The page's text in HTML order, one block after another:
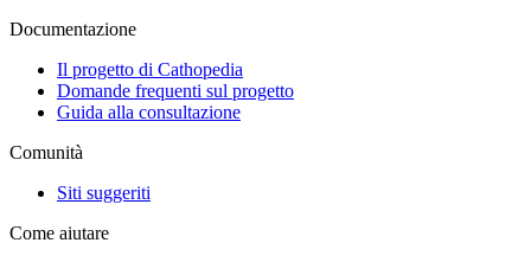
Documentazione
Il progetto di Cathopedia
Domande frequenti sul progetto
Guida alla consultazione
Comunità
Siti suggeriti
Come aiutare